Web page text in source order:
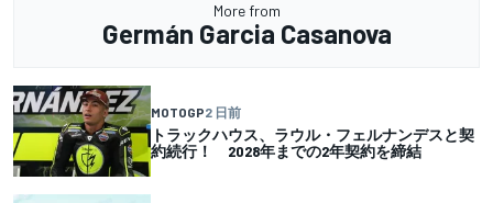
More from
Germán Garcia Casanova
MOTOGP2 日前
トラックハウス、ラウル・フェルナンデスと契
約続行！ 2028年までの2年契約を締結